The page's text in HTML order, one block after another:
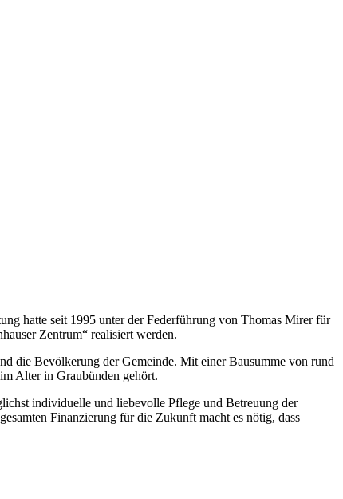
hatte seit 1995 unter der Federführung von Thomas Mirer für
Zentrum“ realisiert werden.
die Bevölkerung der Gemeinde. Mit einer Bausumme von rund
Alter in Graubünden gehört.
individuelle und liebevolle Pflege und Betreuung der
Finanzierung für die Zukunft macht es nötig, dass